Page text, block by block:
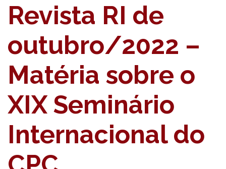
Revista RI de
outubro/2022 –
Matéria sobre o
XIX Seminário
Internacional do